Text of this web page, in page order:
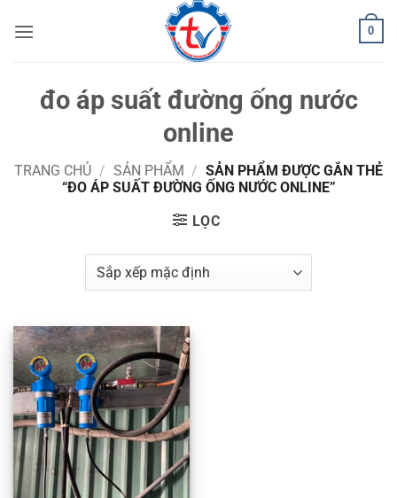
qua
0
đo áp suất đường ống nước
online
TRANG CHỦ / SẢN PHẨM / SẢN PHẨM ĐƯỢC GẮN THẺ
“ĐO ÁP SUẤT ĐƯỜNG ỐNG NƯỚC ONLINE”
LỌC